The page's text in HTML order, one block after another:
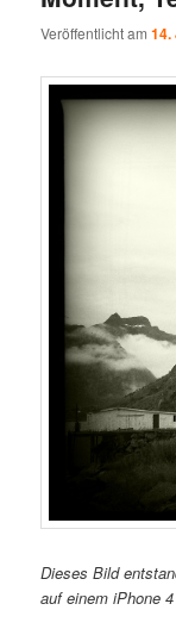
Veröffentlicht am14.
Dieses Bild
auf einem iPhone 4